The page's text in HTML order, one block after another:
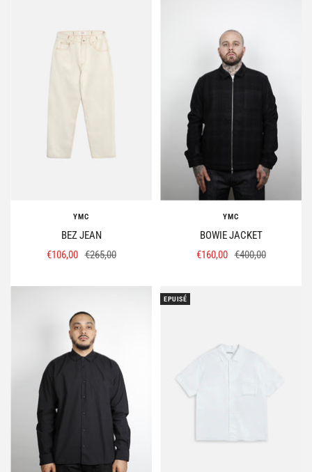
YMC
BEZ JEAN
Prix
vente
€106,00 Prix
€265,00
YMC
BOWIE JACKET
Prix
€160,00 Prix
€400,00
EPUISÉ